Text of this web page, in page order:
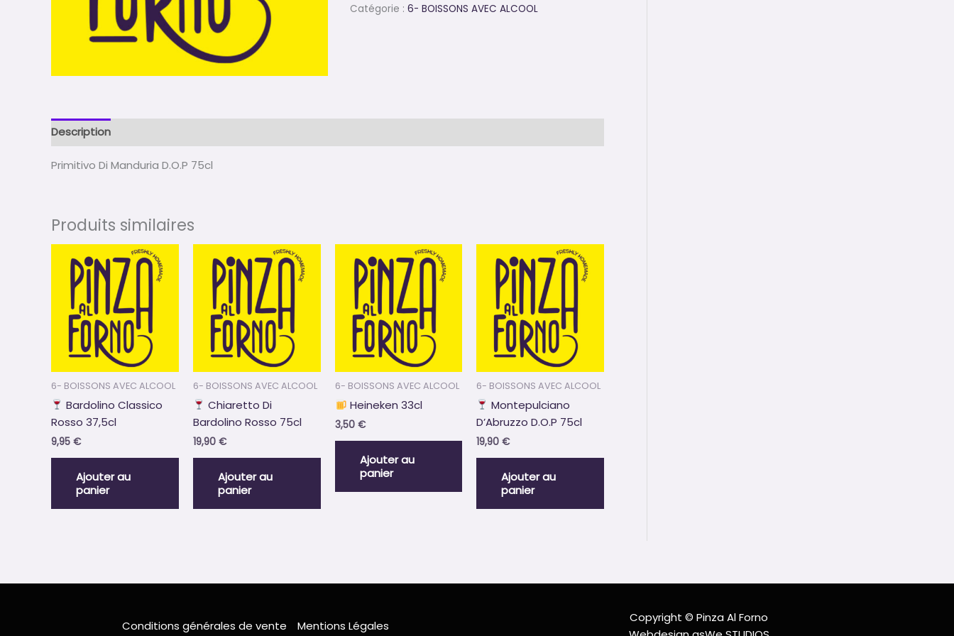
Catégorie : 6- BOISSONS AVEC ALCOOL
Description
Primitivo Di Manduria D.O.P 75cl
Produits similaires
6- BOISSONS AVEC ALCOOL
Bardolino Classico
Rosso 37,5cl
9,95 €
Ajouter au
panier
6- BOISSONS AVEC ALCOOL
Chiaretto Di
Bardolino Rosso 75cl
19,90 €
Ajouter au
panier
6- BOISSONS AVEC ALCOOL
Heineken 33cl
3,50 €
Ajouter au
panier
6- BOISSONS AVEC ALCOOL
Montepulciano
D’Abruzzo D.O.P 75cl
19,90€
Ajouter au
panier
Conditions générales de vente Mentions Légales
Copyright © Pinza Al Forno